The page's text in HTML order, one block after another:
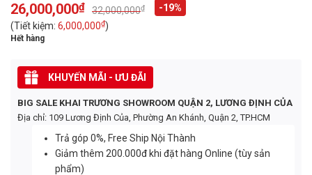
32,000,000₫
Original
price
was:
32,000,000₫.
26,000,000₫
Current
price
is:
26,000,000₫.
-19%
(Tiết kiệm: 6,000,000₫)
Hết hàng
KHUYẾN MÃI - ƯU ĐÃI
BIG SALE KHAI TRƯƠNG SHOWROOM QUẬN 2, LƯƠNG ĐỊNH CỦA
Địa chỉ: 109 Lương Định Của, Phường An Khánh, Quận 2, TP.HCM
Trả góp 0%, Free Ship Nội Thành
Giảm thêm 200.000đ khi đặt hàng Online (tùy sản
phẩm)